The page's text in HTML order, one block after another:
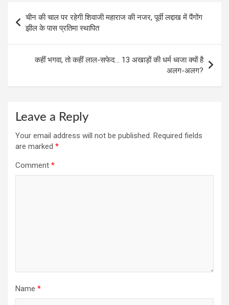
o
o
k
A
p
p
a
m
t
navigation
चीन की चाल पर रहेगी शिवाजी महाराज की नजर, पूर्वी लद्दाख में पैंगोंग
झील के पास प्रतिमा स्थापित
कहीं भगवा, तो कहीं लाल-सफेद… 13 अखाड़ों की धर्म ध्वजा क्यों है
अलग-अलग?
Leave a Reply
Your email address will not be published. Required fields
are marked *
Comment *
Name *